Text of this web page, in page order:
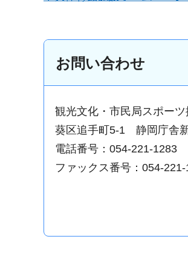
お問い合わせ
観光文化・市民局スポー
葵区追手町5-1 静岡庁舎
電話番号：054-221-1283
ファックス番号：054-